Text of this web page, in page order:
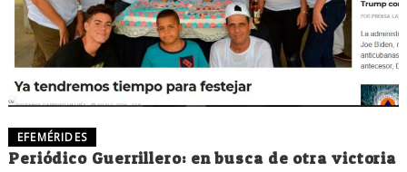
EFEMÉRIDES
Periódico Guerrillero: en busca de otra victoria